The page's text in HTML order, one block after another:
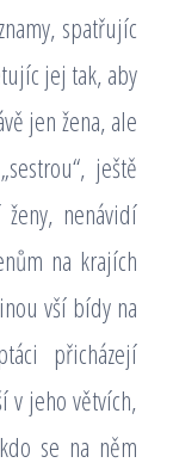
spatřujíc
jej tak, aby
jen žena, ale
ještě
nenávidí
na krajích
vší bídy na
přicházejí
v jeho větvích,
se na něm